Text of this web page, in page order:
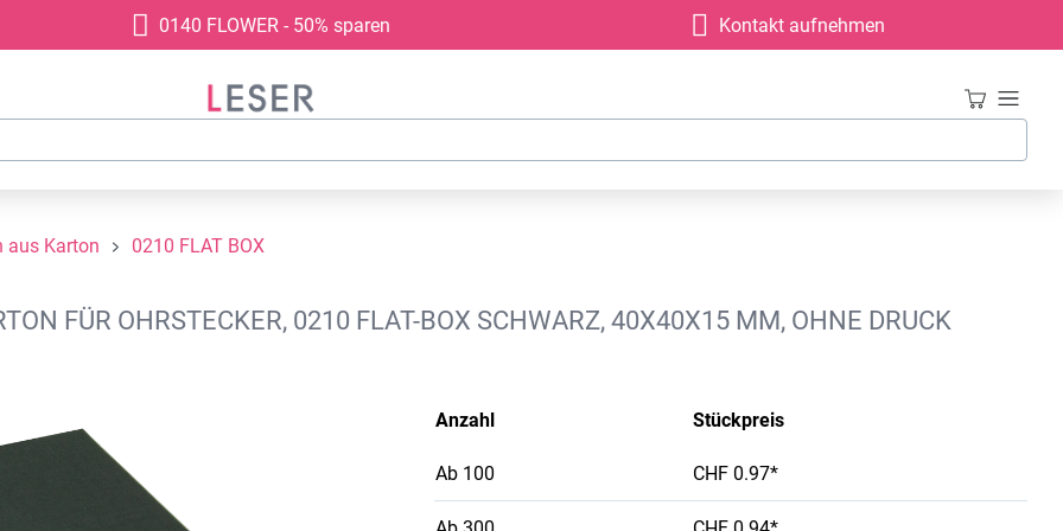
0140 FLOWER - 50% sparen Kontakt aufnehmen
aus Karton 0210 FLAT BOX
FÜR OHRSTECKER, 0210 FLAT-BOX SCHWARZ, 40X40X15 MM, OHNE DRUCK
Anzahl Stückpreis
Ab 100 CHF 0.97*